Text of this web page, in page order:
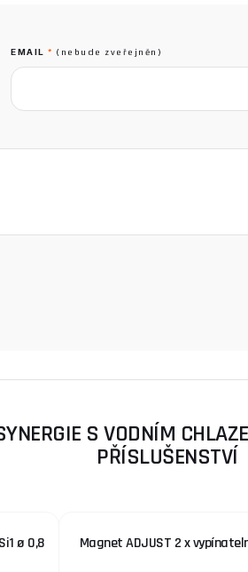
EMAIL* (nebude zveřejněn)
S VODNÍM
PŘÍSLUŠENSTVÍ
ø 0,8
Magnet ADJUST 2 x